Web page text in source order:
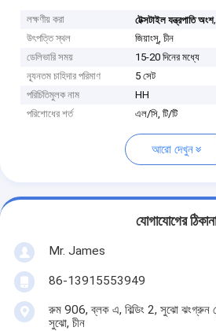
লক্ষণীয় করা টেক্সটাইল যন্ত্রপাতি অংশ
উৎপত্তি স্থল
জিয়াংসু, চীন
ডেলিভারি সময়
15-20 দিনের মধ্যে
ন্যূনতম চাহিদার পরিমাণ
5 সেট
পরিচিতিমুলক নাম
HH
পরিশোধের শর্ত
এল/সি, টি/টি
আরো দেখুন
যোগাযোগের ঠিকানা
Mr. James
86-13915553949
রুম 906, ব্লক এ, বিল্ডিং 2, সুঝো ঝংগ্রুন
সুঝো, চীন